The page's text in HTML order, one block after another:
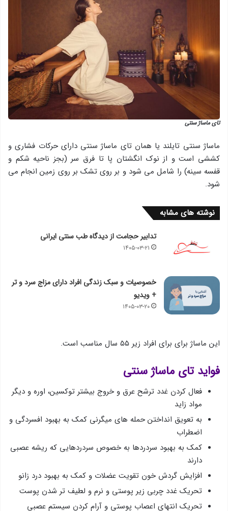
تای ماساژ سنتی
ماساژ سنتی تایلند یا همان تای ماساژ سنتی دارای حركات فشاری و
كششی است و از نوك انگشتان پا تا فرق سر (بجز ناحیه شكم و
قفسه سینه) را شامل می شود و بر روی تشك بر روی زمین انجام می
شود.
نوشته های مشابه
تدابیر حجامت از دیدگاه طب سنتی ایرانی
۱۴۰۵-۰۳-۲۱
خصوصیات و سبک زندگی افراد دارای مزاج سرد و تر
+ ویدیو
۱۴۰۵-۰۳-۲۰
این ماساژ برای برای افراد زیر ۵۵ سال مناسب است.
فواید تای ماساژ سنتی
فعال كردن غدد ترشح عرق و خروج بیشتر توكسین، اوره و دیگر
مواد زاید
به تعویق انداختن حمله های میگرنی كمك به بهبود افسردگی و
اضطراب
كمك به بهبود سردردها به خصوص سردردهایی كه ریشه عصبی
دارند
افزایش گردش خون تقویت عضلات و كمك به بهبود درد زانو
تحریك غدد چربی زیر پوستی و نرم و لطیف تر شدن پوست
تحریك انتهای اعصاب پوستی و آرام كردن سیستم عصبی